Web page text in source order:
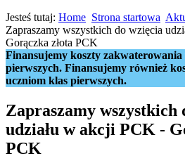
Jesteś tutaj: Home Strona startowa
Zapraszamy wszystkich do wzięcia
Gorączka złota PCK
Finansujemy koszty
pierwszych. Finansujemy również
uczniom klas pierwszych.
Zapraszamy wszystkich
udziału w akcji PCK -
PCK